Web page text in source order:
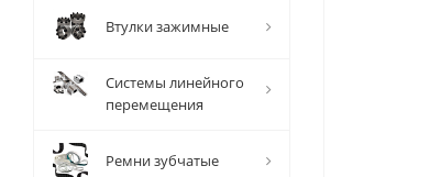
Втулки зажимные
Системы линейного
перемещения
Ремни зубчатые